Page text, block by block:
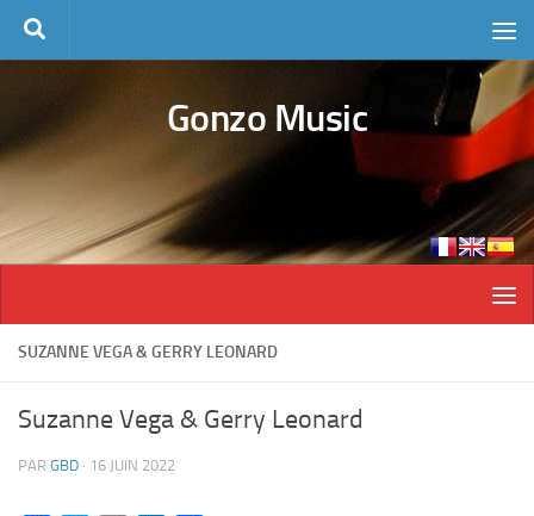
Skip to content
Gonzo Music
SUZANNE VEGA & GERRY LEONARD
Suzanne Vega & Gerry Leonard
PAR GBD · 16 JUIN 2022